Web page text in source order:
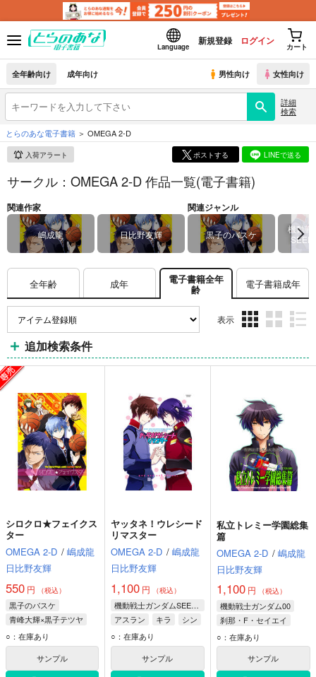
Language
新規登録 ログイン
カート
全年齢向け 成年向け 男性向け 女性向け
詳細
検索
とらのあな電子書籍
OMEGA 2-D
入荷アラート ポストする LINEで送る
サークル：OMEGA 2-D 作品一覧(電子書籍)
関連作家
嶋成龍 日比野友輝
関連ジャンル
黒子のバスケ
機動戦
全年齢 成年 電子書籍全年
齢 電子書籍成年
表示
ム
表
ム
表
ム
表
追加検索条件
シロクロ★フェイクス
ター
OMEGA 2-D / 嶋成龍
日比野友輝
550 円 （税込）
黒子のバスケ
青峰大輝×黒子テツヤ
○：在庫あり
サンプル
ヤッタネ！ウレシード
リマスター
OMEGA 2-D / 嶋成龍
日比野友輝
1,100 円 （税込）
機動戦士ガンダムSEED DESTINY
アスラン
キラ
シン
○：在庫あり
サンプル
私立トレミー学園総集
篇
OMEGA 2-D / 嶋成龍
日比野友輝
1,100円 （税込）
機動戦士ガンダム00
刹那・F・セイエイ
ティエリア
キラ・ヤマト
○：在庫あり
サンプル